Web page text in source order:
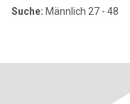
Suche: Männlich 27 - 48